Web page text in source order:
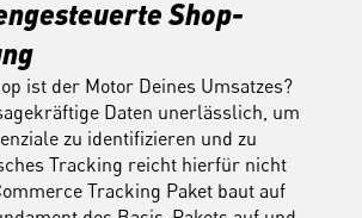
Shop-
ist der Motor Deines Umsatzes?
Daten unerlässlich, um
zu identifizieren und zu
Tracking reicht hierfür nicht
Tracking Paket baut auf